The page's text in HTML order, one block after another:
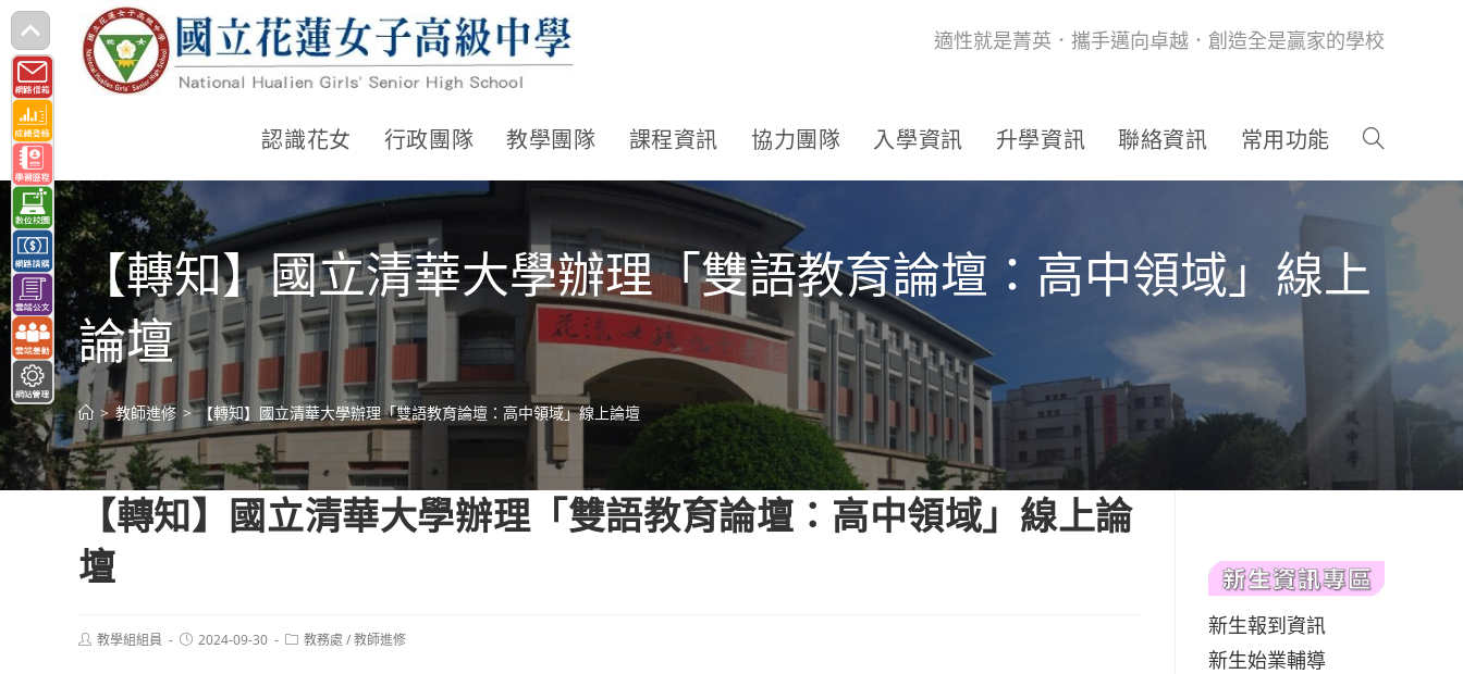
跳
轉
至
主
要
內
容
適性就是菁英．攜手邁向卓越．創造全是贏家的學校
認識花女 行政團隊 教學團隊 課程資訊 協力團隊 入學資訊 升學資訊 聯絡資訊 常用功能
【轉知】國立清華大學辦理「雙語教育論壇：高中領域」線上
論壇
> 教師進修 > 【轉知】國立清華大學辦理「雙語教育論壇：高中領域」線上論壇
【轉知】國立清華大學辦理「雙語教育論壇：高中領域」線上論
壇
Post教學組組員
Post2024-09-30
Post教務處 /教師進修
新生報到資訊
新生始業輔導